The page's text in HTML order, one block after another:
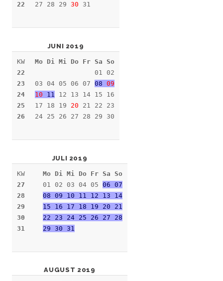
22
27 28 29 30 31
JUNI 2019
KW
22
23
24
25
26
Mo Di Mi Do Fr Sa So
01 02
03 04 05 06 07 08 09
10 11
12 13 14 15 16
17 18 19 20 21 22 23
24 25 26 27 28 29 30
JULI 2019
KW
27
28
29
30
31
Mo Di Mi Do Fr Sa So
01 02 03 04 05 06 07
08 09 10 11 12 13 14
15 16 17 18 19 20 21
22 23 24 25 26 27 28
29 30 31
AUGUST 2019